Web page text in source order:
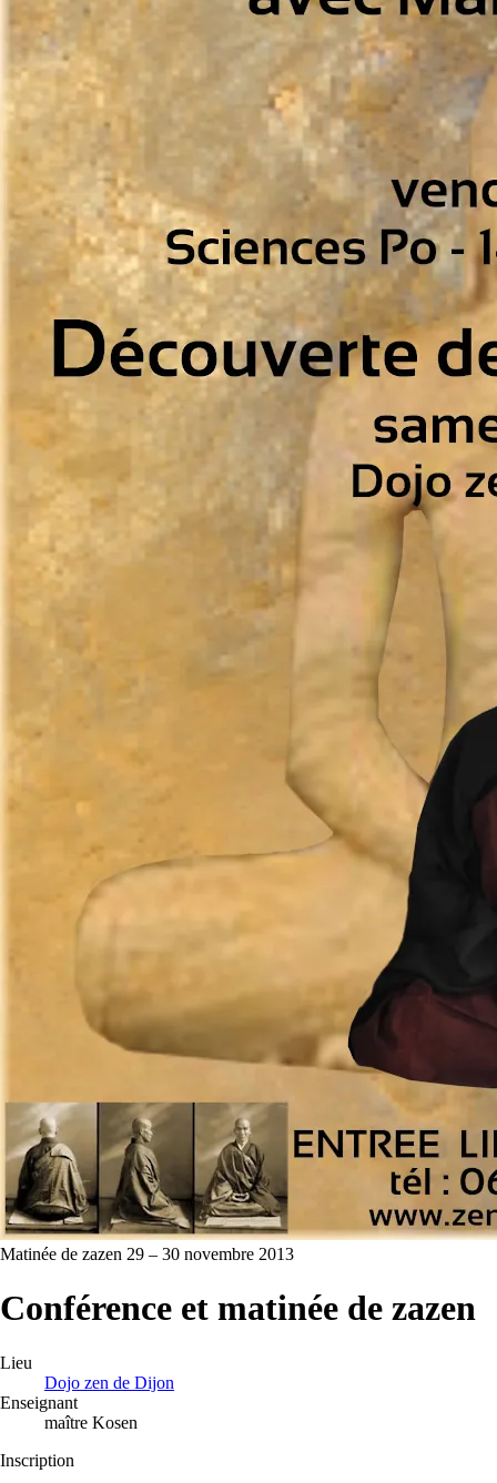
Matinée de zazen 29 – 30 novembre 2013
Conférence et matinée de zazen
Lieu
Dojo zen de Dijon
Enseignant
maître Kosen
Inscription